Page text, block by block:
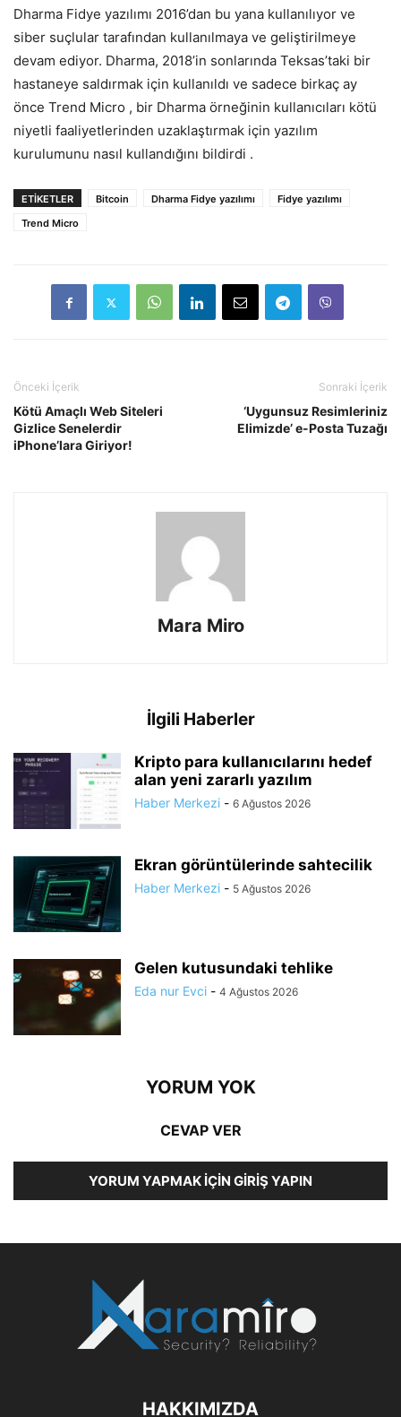
Dharma Fidye yazılımı 2016’dan bu yana kullanılıyor ve
siber suçlular tarafından kullanılmaya ve geliştirilmeye
devam ediyor. Dharma, 2018’in sonlarında Teksas’taki bir
hastaneye saldırmak için kullanıldı ve sadece birkaç ay
önce Trend Micro , bir Dharma örneğinin kullanıcıları kötü
niyetli faaliyetlerinden uzaklaştırmak için yazılım
kurulumunu nasıl kullandığını bildirdi .
ETIKETLER Bitcoin Dharma Fidye yazılımı
Fidye yazılımı
Trend Micro
Önceki İçerik
Kötü Amaçlı Web Siteleri
Gizlice Senelerdir
iPhone’lara Giriyor!
Sonraki İçerik
‘Uygunsuz Resimleriniz
Elimizde’ e-Posta Tuzağı
Mara Miro
İlgili Haberler
Kripto para kullanıcılarını hedef
alan yeni zararlı yazılım
Haber Merkezi - 6 Ağustos 2026
Ekran görüntülerinde sahtecilik
Haber Merkezi - 5 Ağustos 2026
Gelen kutusundaki tehlike
Eda nur Evci - 4 Ağustos 2026
YORUM YOK
CEVAP VER
YORUM YAPMAK İÇIN GIRIŞ YAPIN
HAKKIMIZDA